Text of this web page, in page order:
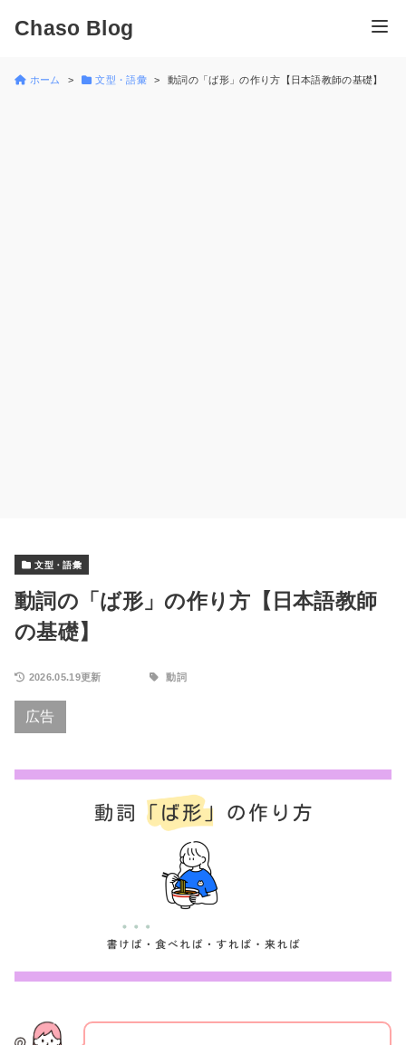
Chaso Blog
ホーム 文型・語彙 動詞の「ば形」の作り方【日本語教師の基礎】
文型・語彙
動詞の「ば形」の作り方【日本語教師
の基礎】
2026.05.19更新 動詞
広告